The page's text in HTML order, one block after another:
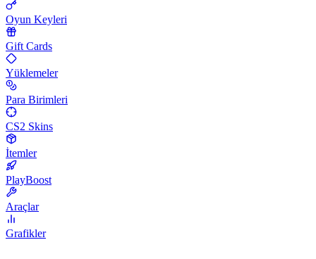
Oyun Keyleri
Gift Cards
Yüklemeler
Para Birimleri
CS2 Skins
İtemler
PlayBoost
Araçlar
Grafikler